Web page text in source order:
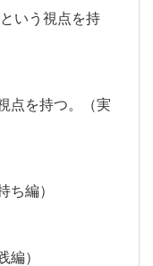
いう視点を持
点を持つ。（実
ち編）
編）